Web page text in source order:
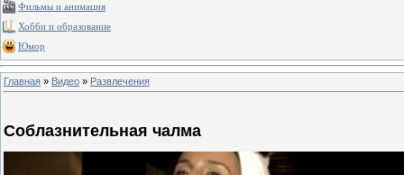
Фильмы и анимация
Хобби и образование
Юмор
Главная » Видео » Развлечения
Соблазнительная чалма